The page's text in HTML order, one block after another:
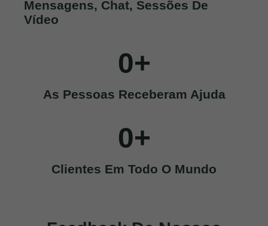
Mensagens, Chat, Sessões De
Vídeo
As Pessoas Receberam Ajuda
0+
Clientes Em Todo O Mundo
0+